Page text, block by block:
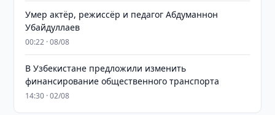
Умер актёр, режиссёр и педагог Абдуманнон
Убайдуллаев
00:22 · 08/08
В Узбекистане предложили изменить
финансирование общественного транспорта
14:30 · 02/08